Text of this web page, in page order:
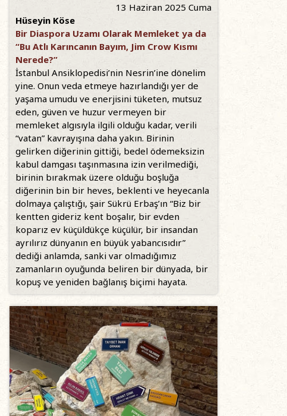
13 Haziran 2025 Cuma
Hüseyin Köse
Bir Diaspora Uzamı Olarak Memleket ya da
“Bu Atlı Karıncanın Bayım, Jim Crow Kısmı
Nerede?”
İstanbul Ansiklopedisi’nin Nesrin’ine dönelim
yine. Onun veda etmeye hazırlandığı yer de
yaşama umudu ve enerjisini tüketen, mutsuz
eden, güven ve huzur vermeyen bir
memleket algısıyla ilgili olduğu kadar, verili
“vatan” kavrayışına daha yakın. Birinin
gelirken diğerinin gittiği, bedel ödemeksizin
kabul damgası taşınmasına izin verilmediği,
birinin bırakmak üzere olduğu boşluğa
diğerinin bin bir heves, beklenti ve heyecanla
dolmaya çalıştığı, şair Sükrü Erbaş’ın “Biz bir
kentten gideriz kent boşalır, bir evden
koparız ev küçüldükçe küçülür, bir insandan
ayrılırız dünyanın en büyük yabancısıdır”
dediği anlamda, sanki var olmadığımız
zamanların oyuğunda beliren bir dünyada, bir
kopuş ve yeniden bağlanış biçimi hayata.